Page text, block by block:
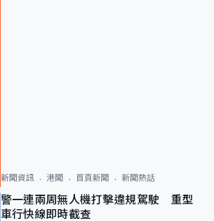
新聞資訊 港聞 首頁新聞 新聞熱話
警一連兩周無人機打擊違規駕駛 重型
車行快線即時截查